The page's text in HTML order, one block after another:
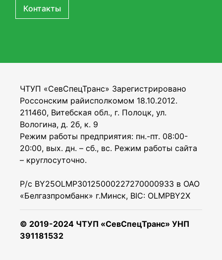
Контакты
ЧТУП «СевСпецТранс» Зарегистрировано
Россонским райисполкомом 18.10.2012.
211460, Витебская обл., г. Полоцк, ул.
Вологина, д. 2б, к. 9
Режим работы предприятия: пн.-пт. 08:00-
20:00, вых. дн. – сб., вс. Режим работы сайта
– круглосуточно.
Р/с BY25OLMP30125000227270000933 в ОАО
«Белгазпромбанк» г.Минск, BIC: OLMPBY2X
© 2019-2024 ЧТУП «СевСпецТранс» УНП
391181532